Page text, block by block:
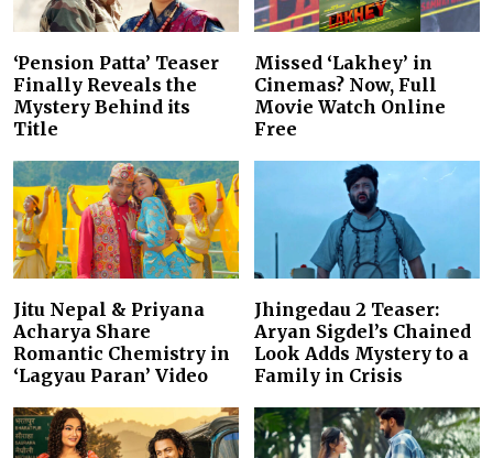
‘Pension Patta’ Teaser
Finally Reveals the
Mystery Behind its
Title
Missed ‘Lakhey’ in
Cinemas? Now, Full
Movie Watch Online
Free
Jitu Nepal & Priyana
Acharya Share
Romantic Chemistry in
‘Lagyau Paran’ Video
Jhingedau 2 Teaser:
Aryan Sigdel’s Chained
Look Adds Mystery to a
Family in Crisis